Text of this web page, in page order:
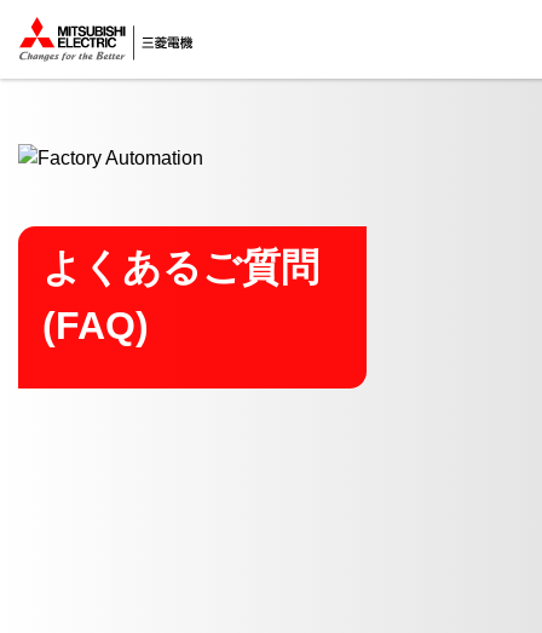
ここから本文
よくあるご質問
(FAQ)